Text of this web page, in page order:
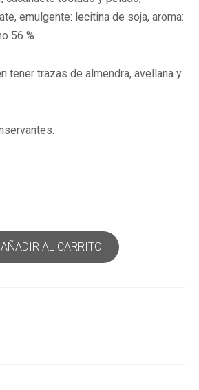
emulgente: lecitina de soja, aroma:
56 %
tener trazas de almendra, avellana y
AÑADIR AL CARRITO